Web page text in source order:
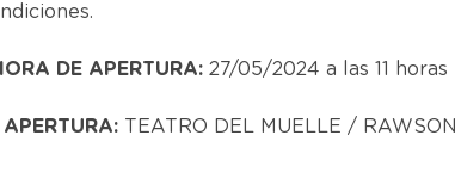
DE APERTURA: 27/05/2024 a las 11 horas
APERTURA: TEATRO DEL MUELLE /